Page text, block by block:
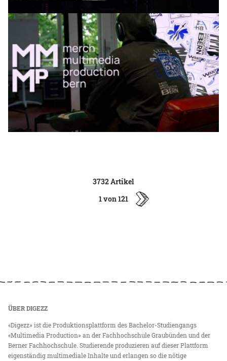
3732 Artikel
1 von 121
ÜBER DIGEZZ
«Digezz» ist die Produktionsplattform des Bachelor-Studiengangs
«Multimedia Production» an der Fachhochschule Graubünden und der
Berner Fachhochschule. Studierende produzieren auf dieser Plattform
eigenständig multimediale Inhalte und erlangen so die nötige